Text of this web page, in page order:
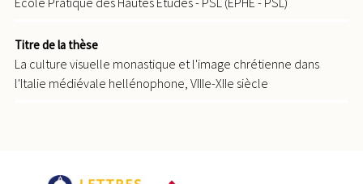
Titre de la thèse
La culture visuelle monastique et l'image chrétienne dans
l'Italie médiévale hellénophone, VIIIe-XIIe siècle